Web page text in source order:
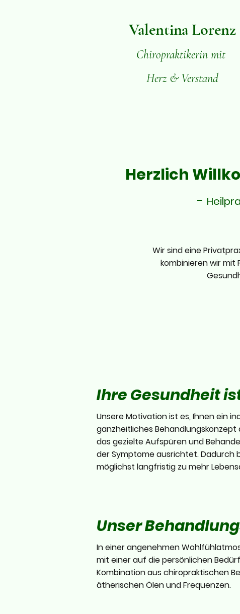
Valentina Lorenz
Chiropraktikerin mit
Herz & Verstand
Herzlich
-
Wir sind eine
kombinieren wir mit
Ihre Gesundheit
Unsere Motivation ist es, Ihnen ein
ganzheitliches
das gezielte Aufspüren und
der Symptome ausrichtet. Dadurch
möglichst langfristig zu mehr
Unser
In einer angenehmen
mit einer auf die persönlichen
Kombination aus chiropraktischen
ätherischen Ölen und Frequenzen.